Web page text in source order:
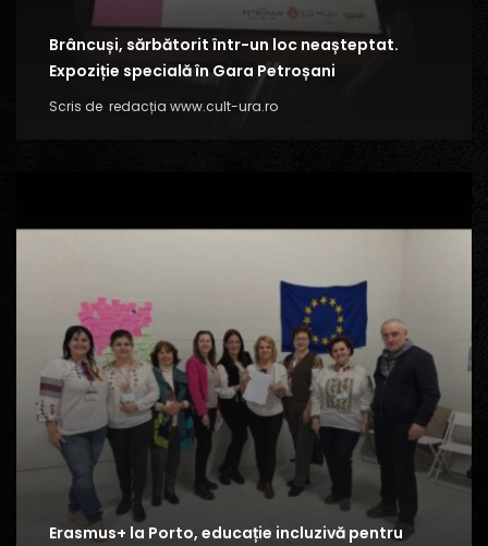
Brâncuși, sărbătorit într-un loc neașteptat.
Expoziție specială în Gara Petroșani
Scris de redacția www.cult-ura.ro
Erasmus+ la Porto, educație incluzivă pentru